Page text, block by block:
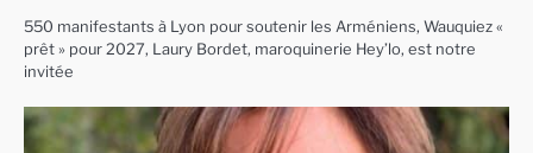
550 manifestants à Lyon pour soutenir les Arméniens, Wauquiez «
prêt » pour 2027, Laury Bordet, maroquinerie Hey’lo, est notre
invitée